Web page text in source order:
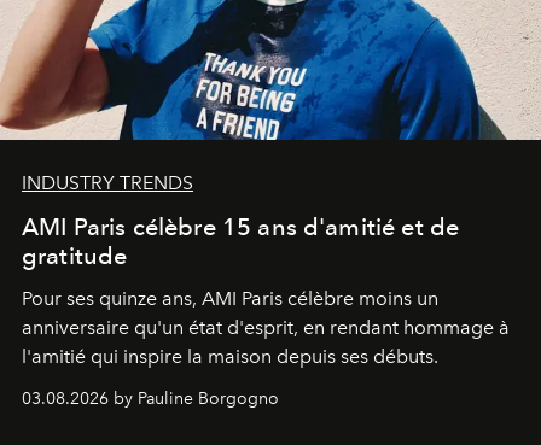
INDUSTRY TRENDS
AMI Paris célèbre 15 ans d'amitié et de
gratitude
Pour ses quinze ans, AMI Paris célèbre moins un
anniversaire qu'un état d'esprit, en rendant hommage à
l'amitié qui inspire la maison depuis ses débuts.
03.08.2026 by Pauline Borgogno